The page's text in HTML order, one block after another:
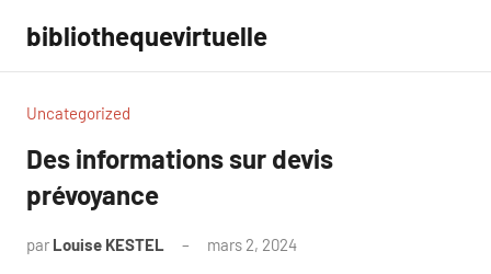
contenu
bibliothequevirtuelle
Uncategorized
Des informations sur devis
prévoyance
par Louise KESTEL mars 2, 2024